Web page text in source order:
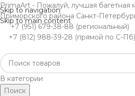
Skip to navigation
Skip to main content
PrimaArt - Пожалуй, лучшая багетная
Приморского района Санкт-
+7 (951) 679-38-88 (региональный)
+7 (812) 988-39-28 (прямой по С-Пб)
В категории
Поиск